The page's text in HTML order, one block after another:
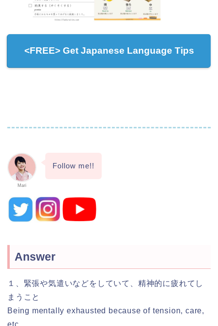
<FREE> Get Japanese Language Tips
Mari
Follow me!!
Answer
１、緊張や気遣いなどをしていて、精神的に疲れてし
まうこと
Being mentally exhausted because of tension, care,
etc.